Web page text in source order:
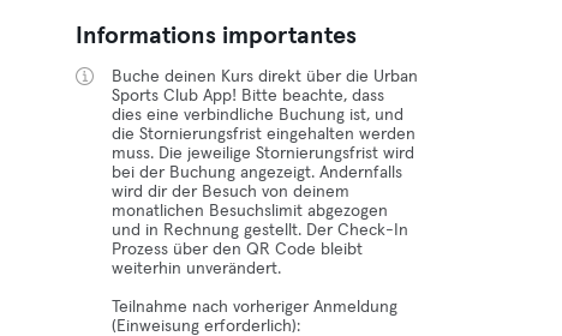
Informations importantes
Buche deinen Kurs direkt über die Urban
Sports Club App! Bitte beachte, dass
dies eine verbindliche Buchung ist, und
die Stornierungsfrist eingehalten werden
muss. Die jeweilige Stornierungsfrist wird
bei der Buchung angezeigt. Andernfalls
wird dir der Besuch von deinem
monatlichen Besuchslimit abgezogen
und in Rechnung gestellt. Der Check-In
Prozess über den QR Code bleibt
weiterhin unverändert.
Teilnahme nach vorheriger Anmeldung
(Einweisung erforderlich):